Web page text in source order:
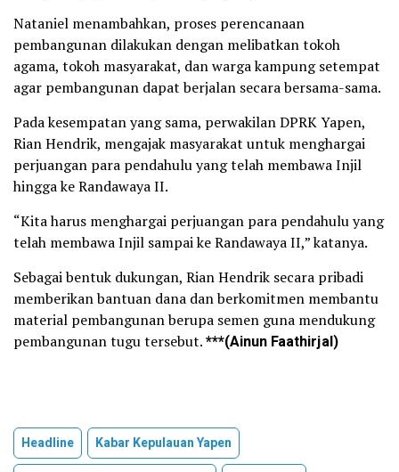
Nataniel menambahkan, proses perencanaan
pembangunan dilakukan dengan melibatkan tokoh
agama, tokoh masyarakat, dan warga kampung setempat
agar pembangunan dapat berjalan secara bersama-sama.
Pada kesempatan yang sama, perwakilan DPRK Yapen,
Rian Hendrik, mengajak masyarakat untuk menghargai
perjuangan para pendahulu yang telah membawa Injil
hingga ke Randawaya II.
“Kita harus menghargai perjuangan para pendahulu yang
telah membawa Injil sampai ke Randawaya II,” katanya.
Sebagai bentuk dukungan, Rian Hendrik secara pribadi
memberikan bantuan dana dan berkomitmen membantu
material pembangunan berupa semen guna mendukung
pembangunan tugu tersebut.***(Ainun Faathirjal)
Headline
Kabar Kepulauan Yapen